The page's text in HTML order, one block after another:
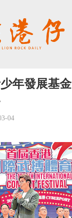
年發展基
04